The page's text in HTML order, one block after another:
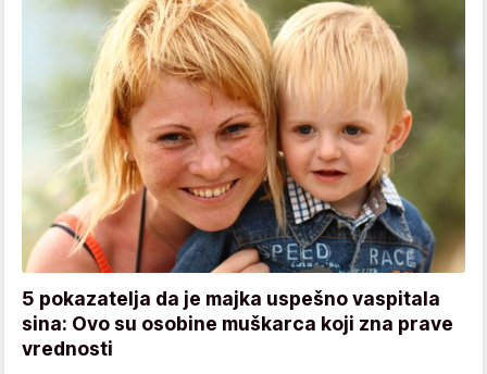
5 pokazatelja da je majka uspešno vaspitala
sina: Ovo su osobine muškarca koji zna prave
vrednosti